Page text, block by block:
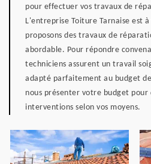
pour effectuer vos travaux de
L'entreprise Toiture Tarnaise est
proposons des travaux de
abordable. Pour répondre
techniciens assurent un travail
adapté parfaitement au budget
nous présenter votre budget pour
interventions selon vos moyens.